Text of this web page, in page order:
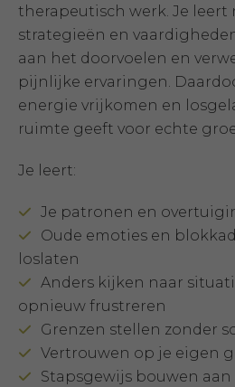
therapeutisch werk. Je leert
strategieën en
aan het doorvoelen en
pijnlijke ervaringen.
energie vrijkomen en
ruimte geeft voor echte
Je leert:
Je patronen en
Oude emoties en
loslaten
Anders kijken naar
opnieuw frustreren
Grenzen stellen zonder
Vertrouwen op je eigen
Stapsgewijs bouwen aan